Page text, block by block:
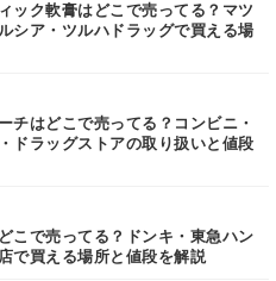
ック軟膏はどこで売ってる？マツ
シア・ツルハドラッグで買える場
チはどこで売ってる？コンビニ・
ドラッグストアの取り扱いと値段
こで売ってる？ドンキ・東急ハン
で買える場所と値段を解説